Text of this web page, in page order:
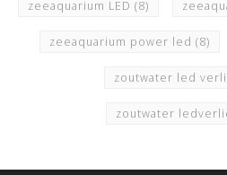
zeeaquarium LED (8)
zeeaquarium power led (8)
zoutwater led
zoutwater